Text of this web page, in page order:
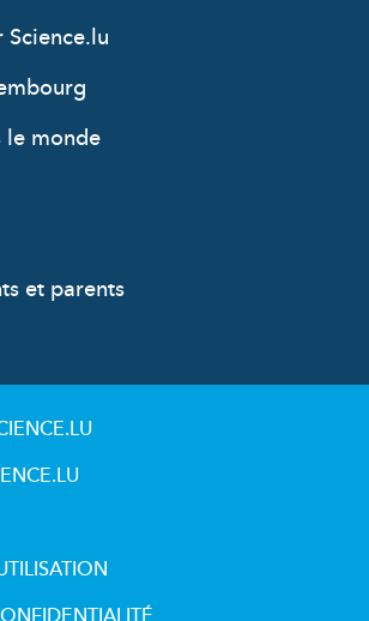
Science.lu
le monde
et parents